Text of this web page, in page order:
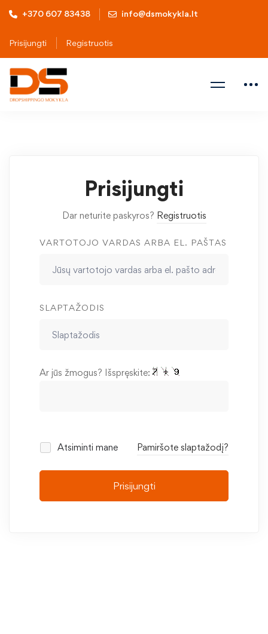
+370 607 83438 info@dsmokykla.lt
Prisijungti Registruotis
Prisijungti
Dar neturite paskyros? Registruotis
VARTOTOJO VARDAS ARBA EL. PAŠTAS
SLAPTAŽODIS
Ar jūs žmogus? Išspręskite:
Atsiminti mane Pamiršote slaptažodį?
Prisijungti